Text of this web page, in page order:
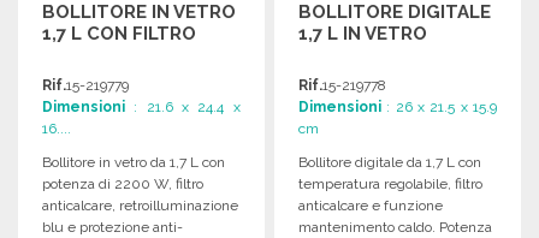
BOLLITORE IN VETRO
1,7 L CON FILTRO
Rif.15-219779
Dimensioni : 21.6 x 24.4 x
16....
Bollitore in vetro da 1,7 L con
potenza di 2200 W, filtro
anticalcare, retroilluminazione
blu e protezione anti-
BOLLITORE DIGITALE
1,7 L IN VETRO
Rif.15-219778
Dimensioni : 26 x 21.5 x 15.9
cm
Bollitore digitale da 1,7 L con
temperatura regolabile, filtro
anticalcare e funzione
mantenimento caldo. Potenza